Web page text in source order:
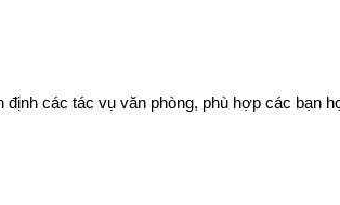
các tác vụ văn phòng, phù hợp các bạn